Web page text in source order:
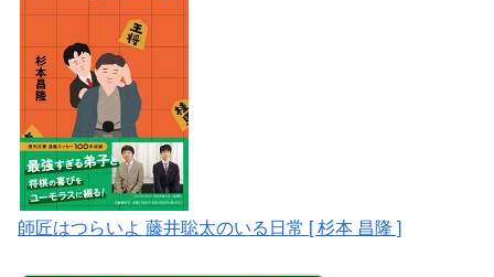
師匠はつらいよ 藤井聡太のいる日常 [ 杉本 昌隆 ]